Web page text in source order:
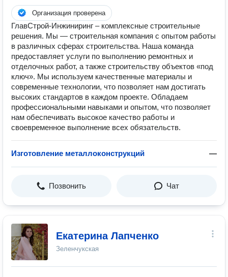
Организация проверена
ГлавСтрой-Инжиниринг – комплексные строительные
решения. Мы — строительная компания с опытом работы
в различных сферах строительства. Наша команда
предоставляет услуги по выполнению ремонтных и
отделочных работ, а также строительству объектов «под
ключ». Мы используем качественные материалы и
современные технологии, что позволяет нам достигать
высоких стандартов в каждом проекте. Обладаем
профессиональными навыками и опытом, что позволяет
нам обеспечивать высокое качество работы и
своевременное выполнение всех обязательств.
Изготовление металлоконструкций —
Позвонить Чат
Екатерина Лапченко
Зеленчукская